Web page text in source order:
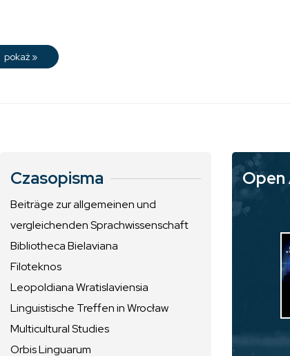
pokaż »
Czasopisma
Beiträge zur allgemeinen und
vergleichenden Sprachwissenschaft
Bibliotheca Bielaviana
Filoteknos
Leopoldiana Wratislaviensia
Linguistische Treffen in Wrocław
Multicultural Studies
Orbis Linguarum
Open